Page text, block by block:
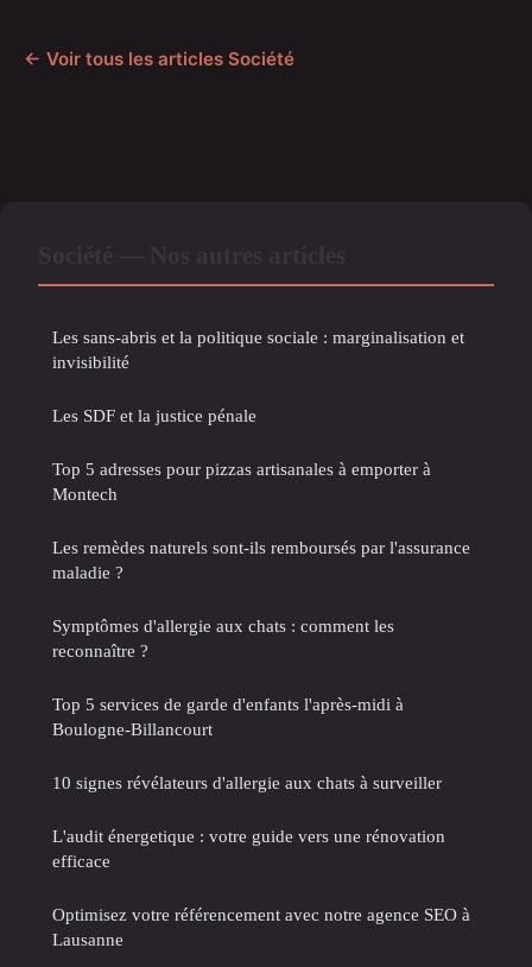
← Voir tous les articles Société
Les sans-abris et la politique sociale : marginalisation et
invisibilité
Les SDF et la justice pénale
Top 5 adresses pour pizzas artisanales à emporter à
Montech
Les remèdes naturels sont-ils remboursés par l'assurance
maladie ?
Symptômes d'allergie aux chats : comment les
reconnaître ?
Top 5 services de garde d'enfants l'après-midi à
Boulogne-Billancourt
10 signes révélateurs d'allergie aux chats à surveiller
L'audit énergetique : votre guide vers une rénovation
efficace
Optimisez votre référencement avec notre agence SEO à
Lausanne